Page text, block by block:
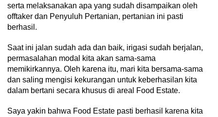
serta melaksanakan apa yang sudah disampaikan oleh
offtaker dan Penyuluh Pertanian, pertanian ini pasti
berhasil.
Saat ini jalan sudah ada dan baik, irigasi sudah berjalan,
permasalahan modal kita akan sama-sama
memikirkannya. Oleh karena itu, mari kita bersama-sama
dan saling mengisi kekurangan untuk keberhasilan kita
dalam bertani secara khusus di areal Food Estate.
Saya yakin bahwa Food Estate pasti berhasil karena kita